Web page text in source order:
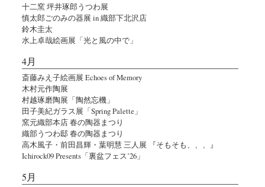
十二窯 坪井琢郎うつわ展
慎太郎ごのみの器展 in 織部下北沢店
鈴木圭太
水上卓哉絵画展「光と風の中で」
4月
斎藤みえ子絵画展 Echoes of Memory
木村元作陶展
村越琢磨陶展「陶然忘機」
田子美紀ガラス展「Spring Palette」
窯元織部本店 春の陶器まつり
織部うつわ邸 春の陶器まつり
高木風子・前田昌輝・葉明慧 三人展 『そもそも、、、』
Ichirock09 Presents「裏盆フェス’26」
5月